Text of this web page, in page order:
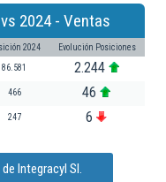
2024 - Ventas
2024 Evolución Posiciones
86.581 2.244
466 46
247 6
Integracyl Sl.